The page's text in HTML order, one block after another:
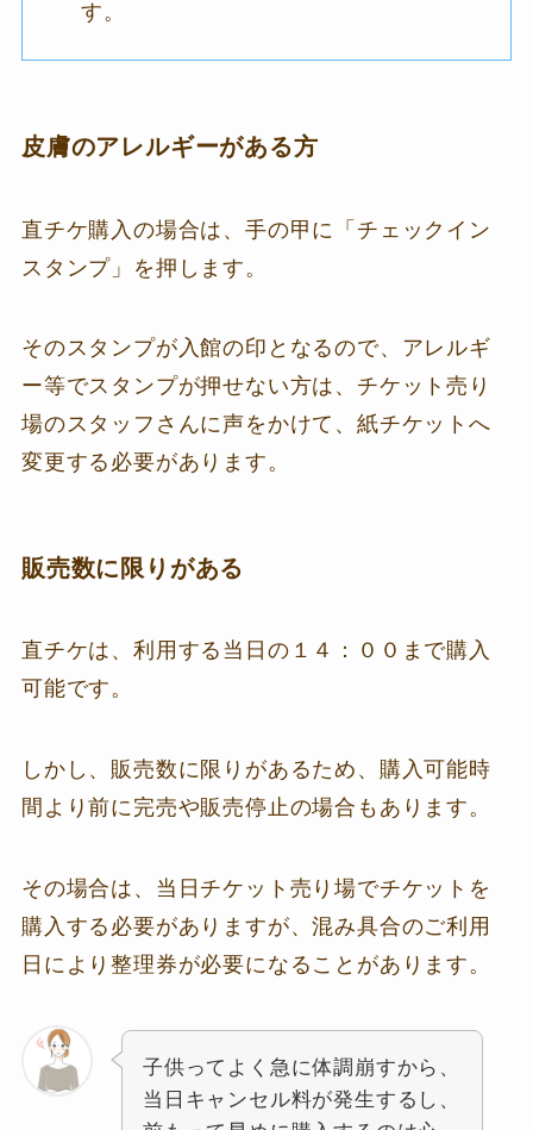
す。
皮膚のアレルギーがある方
直チケ購入の場合は、手の甲に「チェックイン
スタンプ」を押します。
そのスタンプが入館の印となるので、アレルギ
ー等でスタンプが押せない方は、チケット売り
場のスタッフさんに声をかけて、紙チケットへ
変更する必要があります。
販売数に限りがある
直チケは、利用する当日の１４：００まで購入
可能です。
しかし、販売数に限りがあるため、購入可能時
間より前に完売や販売停止の場合もあります。
その場合は、当日チケット売り場でチケットを
購入する必要がありますが、混み具合のご利用
日により整理券が必要になることがあります。
子供ってよく急に体調崩すから、
当日キャンセル料が発生するし、